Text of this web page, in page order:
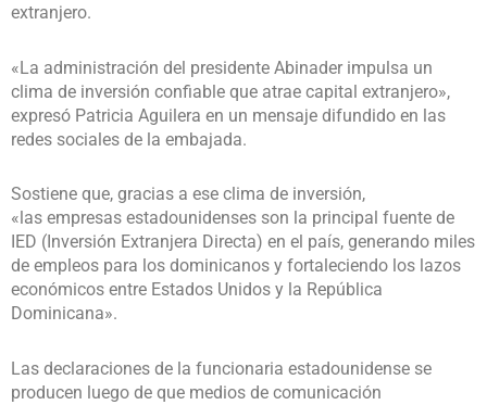
extranjero.
«La administración del presidente Abinader impulsa un
clima de inversión confiable que atrae capital extranjero»,
expresó Patricia Aguilera en un mensaje difundido en las
redes sociales de la embajada.
Sostiene que, gracias a ese clima de inversión,
«las empresas estadounidenses son la principal fuente de
IED (Inversión Extranjera Directa) en el país, generando miles
de empleos para los dominicanos y fortaleciendo los lazos
económicos entre Estados Unidos y la República
Dominicana».
Las declaraciones de la funcionaria estadounidense se
producen luego de que medios de comunicación